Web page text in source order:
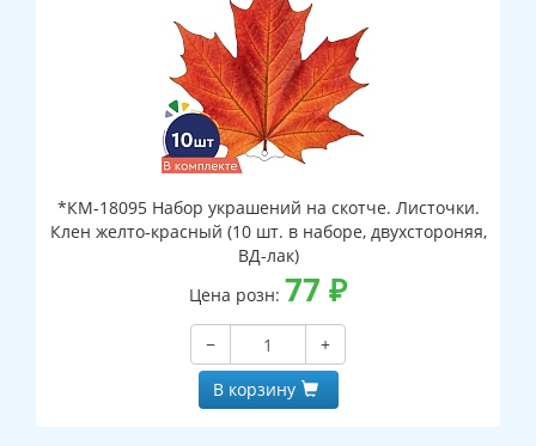
*КМ-18095 Набор украшений на скотче. Листочки.
Клен желто-красный (10 шт. в наборе, двухстороняя,
ВД-лак)
Цена розн: 77 ₽
−
+
В корзину